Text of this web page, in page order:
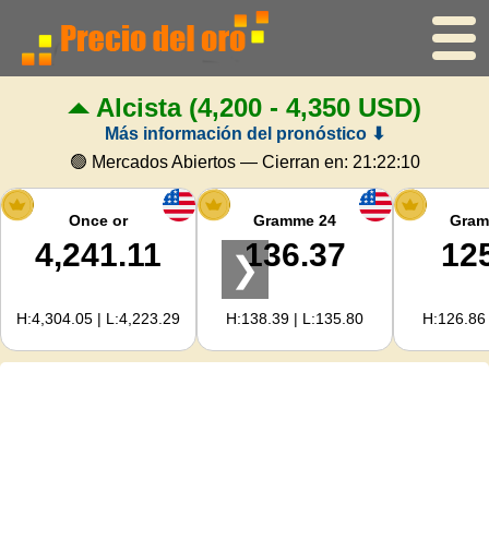
Inicio
Precio del oro
Precio de la plata
Calculadora de oro
Para Webmasters
Alcista(4,200 - 4,350 USD)
Más información del pronóstico ⬇
🟢 Mercados Abiertos — Cierran en: 21:22:09
Once or
4,241.11
H:4,304.05 | L:4,223.29
Gramme 24
136.37
H:138.39 | L:135.80
❯